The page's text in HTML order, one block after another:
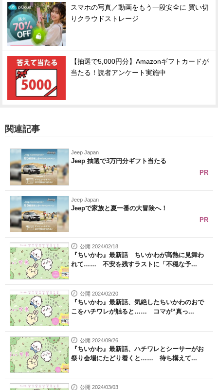
スマホの写真／動画をもう一段安全に 買い切
りクラウドストレージ
【抽選で5,000円分】Amazonギフトカードが
当たる！読者アンケート実施中
関連記事
Jeep Japan
Jeep 抽選で3万円分ギフト当たる
PR
Jeep Japan
Jeepで家族と夏一番の大冒険へ！
PR
公開 2024/02/18
『ちいかわ』最新話 ちいかわが高熱に見舞わ
れて…… 不安を残すラストに「不穏な予...
公開 2024/02/20
『ちいかわ』最新話、気絶したちいかわのおで
こをハチワレが触ると…… コマが“真っ...
公開 2024/09/26
『ちいかわ』最新話、ハチワレとシーサーがお
祭り会場にたどり着くと…… 待ち構えて...
公開 2024/03/03